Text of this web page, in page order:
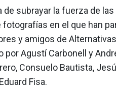
de subrayar la fuerza de
fotografías en el que han
y amigos de
por Agustí Carbonell y
Consuelo Bautista,
Fisa.